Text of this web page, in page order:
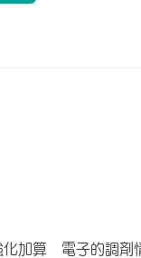
加算 電子的調剤